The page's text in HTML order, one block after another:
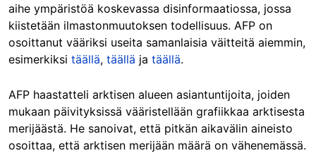
aihe ympäristöä koskevassa disinformaatiossa, jossa
kiistetään ilmastonmuutoksen todellisuus. AFP on
osoittanut vääriksi useita samanlaisia väitteitä aiemmin,
esimerkiksi täällä, täällä ja täällä.
AFP haastatteli arktisen alueen asiantuntijoita, joiden
mukaan päivityksissä vääristellään grafiikkaa arktisesta
merijäästä. He sanoivat, että pitkän aikavälin aineisto
osoittaa, että arktisen merijään määrä on vähenemässä.